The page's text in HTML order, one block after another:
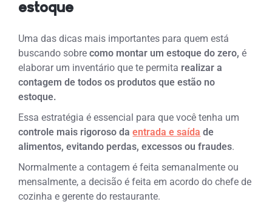
estoque
Uma das dicas mais importantes para quem está
buscando sobrecomo montar um estoque do zero,é
elaborar um inventário que te permita realizar a
contagem de todos os produtos que estão no
estoque.
Essa estratégia é essencial para que você tenha um
controle mais rigoroso daentrada e saída de
alimentos, evitando perdas, excessos ou fraudes.
Normalmente a contagem é feita semanalmente ou
mensalmente, a decisão é feita em acordo do chefe de
cozinha e gerente do restaurante.